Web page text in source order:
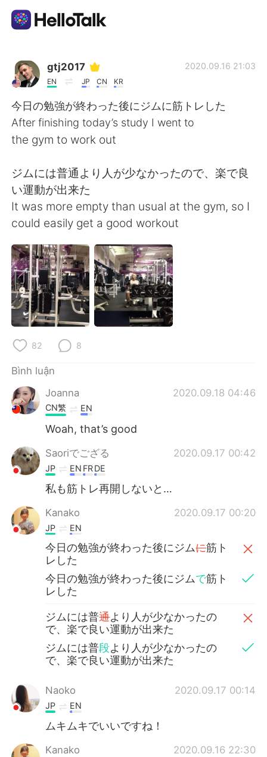
Ứng dụng trao đổi ngôn ngữ
Tiếng Việt
English 简体中文
繁體中文 Español
Deutsch 日本語
한국어 Русский
ไทย Indonesia
Português
gtj2017
EN JP CN KR
2020.09.16 21:03
今日の勉強が終わった後にジムに筋トレした
After finishing today’s study I went to
the gym to work out
ジムには普通より人が少なかったので、楽で良
い運動が出来た
It was more empty than usual at the gym, so I
could easily get a good workout
82 8
Bình luận
Joanna
2020.09.18 04:46
CN繁 EN
Woah, that’s good
Saoriでござる 2020.09.17 00:42
JP EN FRDE
私も筋トレ再開しないと…
Kanako 2020.09.17 00:20
JP EN
今日の勉強が終わった後にジムに筋ト
レした
今日の勉強が終わった後にジムで筋ト
レした
ジムには普通より人が少なかったの
で、楽で良い運動が出来た
ジムには普段より人が少なかったの
で、楽で良い運動が出来た
Naoko 2020.09.17 00:14
JP EN
ムキムキでいいですね！
Kanako 2020.09.16 22:30